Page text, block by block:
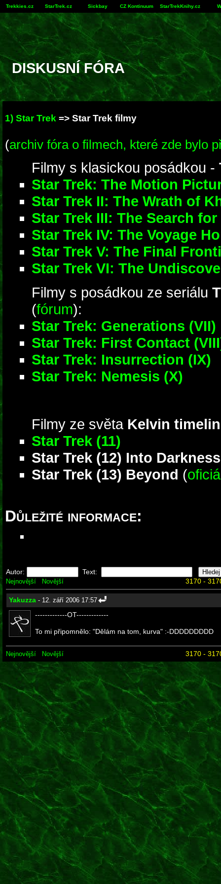
Trekkies.cz StarTrek.cz Sickbay CZ Kontinuum StarTrekKnihy.cz
DISKUSNÍ FÓRA
1) Star Trek => Star Trek filmy
(archiv fóra o filmech, které zde bylo
Filmy s klasickou posádkou -
Star Trek: The Motion
Star Trek II: The Wrath of
Star Trek III: The Search
Star Trek IV: The Voyage
Star Trek V: The Final
Star Trek VI: The
Filmy s posádkou ze seriálu
(fórum):
Star Trek: Generations (VII)
Star Trek: First Contact
Star Trek: Insurrection (IX)
Star Trek: Nemesis (X)
Filmy ze světa Kelvin
Star Trek (11)
Star Trek (12) Into Darkness
Star Trek (13) Beyond (
Důležité informace:
Autor: Text:
Nejnovější Novější 3170 -
Yakuzza - 12. září 2006 17:57
-------------OT-------------
To mi připomnělo: "Dělám na tom, kurva" :-DDDDDDDDD
Nejnovější Novější 3170 -